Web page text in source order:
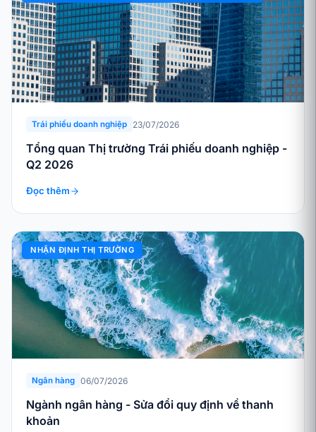
Trái phiếu doanh nghiệp 23/07/2026
Tổng quan Thị trường Trái phiếu doanh nghiệp -
Q2 2026
Đọc thêm
NHẬN ĐỊNH THỊ TRƯỜNG
Ngân hàng 06/07/2026
Ngành ngân hàng - Sửa đổi quy định về thanh
khoản